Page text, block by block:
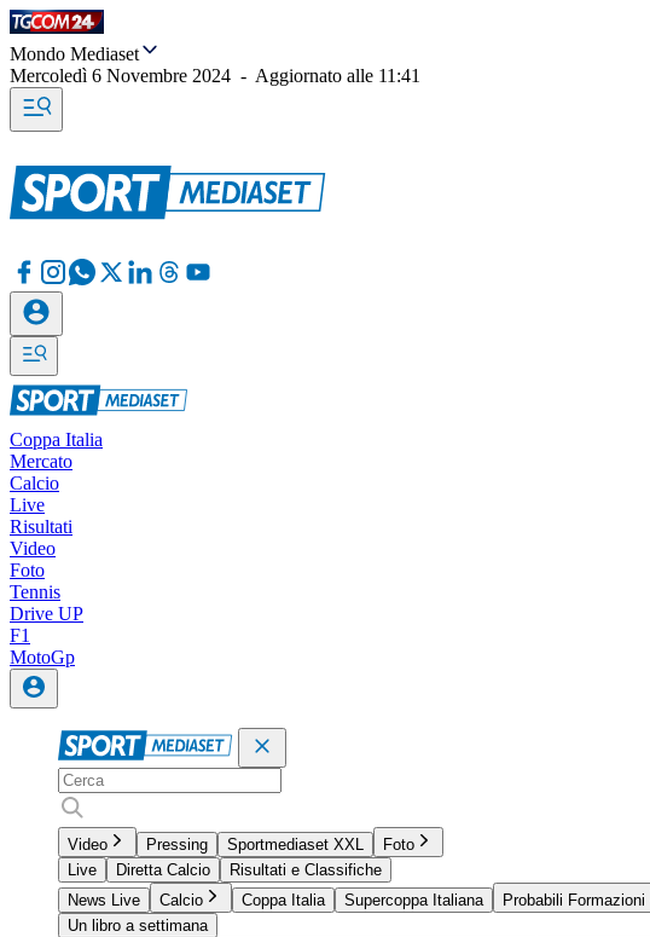
Mondo Mediaset
Mercoledì 6 Novembre 2024 - Aggiornato alle 11:41
Coppa Italia
Mercato
Calcio
Live
Risultati
Video
Foto
Tennis
Drive UP
F1
MotoGp
Video Pressing Sportmediaset XXL
Foto
Live
Diretta Calcio
Risultati e Classifiche
News Live
Calcio Coppa Italia Supercoppa Italiana Probabili Formazioni
Un libro a settimana